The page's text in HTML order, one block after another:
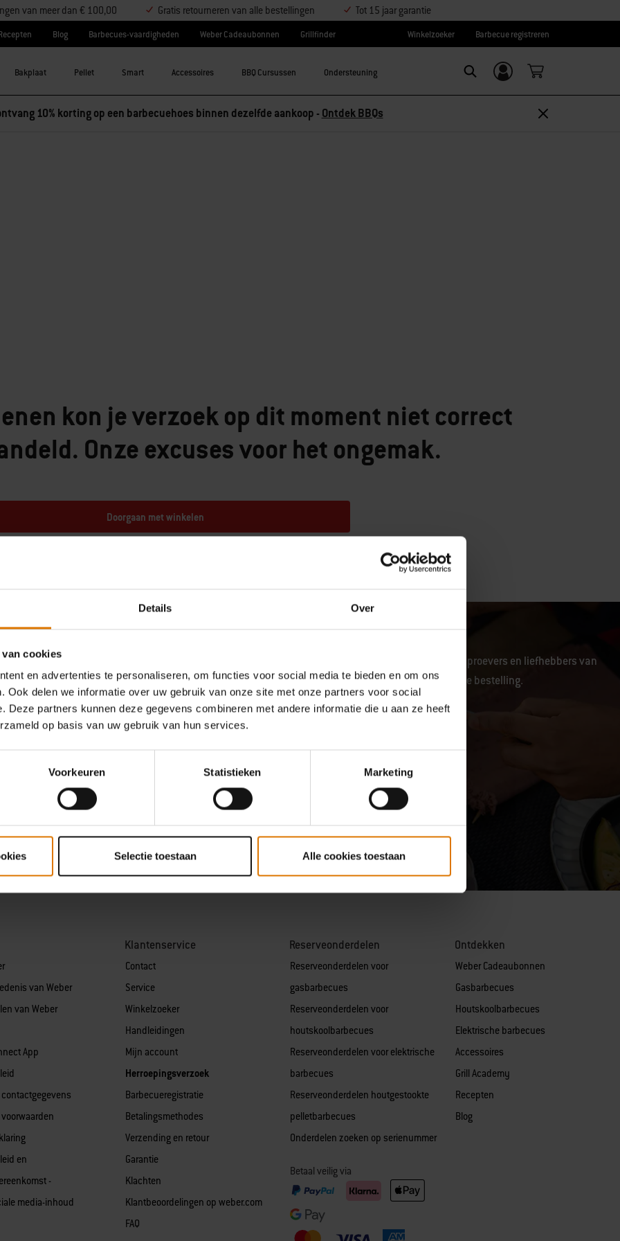
Details Over
cookies
en advertenties te personaliseren, om functies voor social media te bieden en om ons
Ook delen we informatie over uw gebruik van onze site met onze partners voor social
Deze partners kunnen deze gegevens combineren met andere informatie die u aan ze heeft
op basis van uw gebruik van hun services.
Voorkeuren Statistieken Marketing
Selectie toestaan Alle cookies toestaan
van meer dan € 100,00 Gratis retourneren van alle bestellingen Tot 15 jaar garantie
Blog Barbecues-vaardigheden Weber Cadeaubonnen Grillfinder Winkelzoeker Barbecue registreren
Bakplaat Pellet Smart Accessoires BBQ Cursussen Ondersteuning
Inloggen/
aanmelden
10% korting op een barbecuehoes binnen dezelfde aankoop - Ontdek BBQs
kon je verzoek op dit moment niet correct
Onze excuses voor het ongemak.
Doorgaan met winkelen
voor jou
E-mailupdates van onze community van barbecuekenners, fijnproevers en liefhebbers van
buiten koken. Meld je nu aan en ontvang 10% korting op je eerste bestelling.
Aanmelden voor de nieuwsbrief kan een tijdje duren.
Deutschland GmbH om exclusieve informatie over Weber te
door gebruik te maken van de informatie die ik heb
tools. Je kunt je toestemming op elk gewenst moment intrekken
meer details onsprivacybeleid.
van Weber
van Weber
App
en
-
media-inhoud
Klantenservice
Contact
Service
Winkelzoeker
Handleidingen
Mijn account
Herroepingsverzoek
Barbecueregistratie
Betalingsmethodes
Verzending en retour
Garantie
Klachten
Klantbeoordelingen op weber.com
FAQ
Reserveonderdelen
Reserveonderdelen voor
gasbarbecues
Reserveonderdelen voor
houtskoolbarbecues
Reserveonderdelen voor elektrische
barbecues
Reserveonderdelen houtgestookte
pelletbarbecues
Onderdelen zoeken op serienummer
Betaal veilig via
Ontdekken
Weber Cadeaubonnen
Gasbarbecues
Houtskoolbarbecues
Elektrische barbecues
Accessoires
Grill Academy
Recepten
Blog